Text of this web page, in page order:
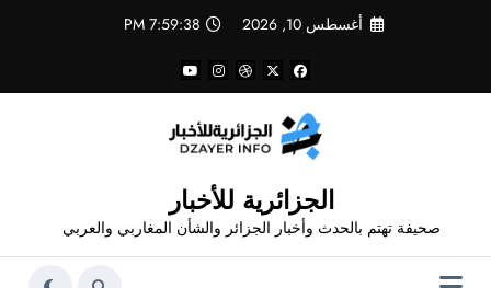
أغسطس 10, 2026 7:59:38 PM
الجزائرية للأخبار
صحيفة تهتم بالحدث وأخبار الجزائر والشأن المغاربي والعربي